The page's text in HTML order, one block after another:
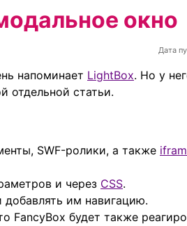
окно
Дата
напоминает LightBox. Но у
отдельной статьи.
SWF-ролики, а также
и через CSS.
им навигацию.
FancyBox будет также